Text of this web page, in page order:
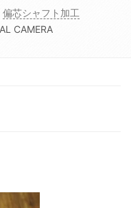
偏芯シャフト加工
CAMERA